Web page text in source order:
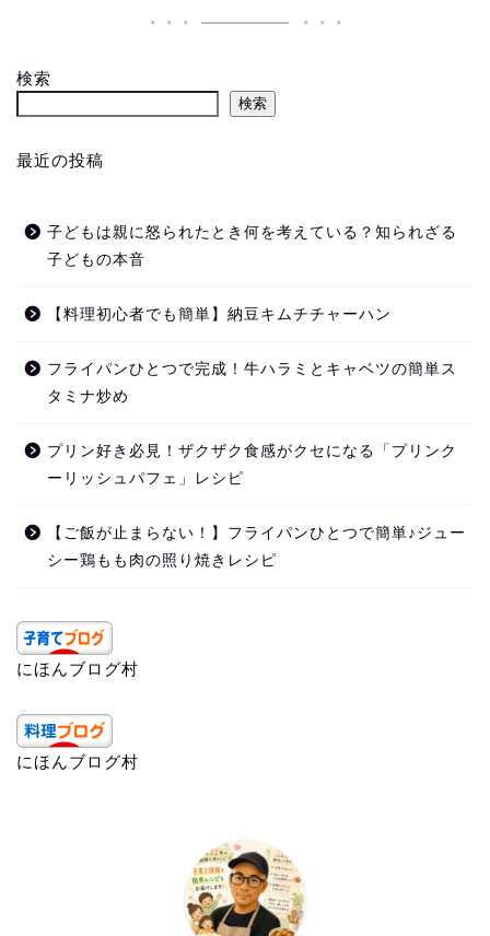
検索
検索
最近の投稿
子どもは親に怒られたとき何を考えている？知られざる
子どもの本音
【料理初心者でも簡単】納豆キムチチャーハン
フライパンひとつで完成！牛ハラミとキャベツの簡単ス
タミナ炒め
プリン好き必見！ザクザク食感がクセになる「プリンク
ーリッシュパフェ」レシピ
【ご飯が止まらない！】フライパンひとつで簡単♪ジュー
シー鶏もも肉の照り焼きレシピ
にほんブログ村
にほんブログ村